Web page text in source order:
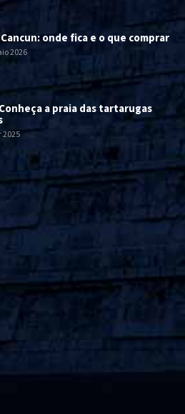
onde fica e o que comprar
2026
a praia das tartarugas
2025